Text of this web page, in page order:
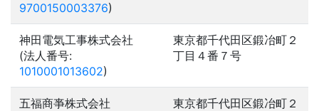
9700150003376)
神田電気工事株式会社
(法人番号:
1010001013602)
東京都千代田区鍛冶町２
丁目４番７号
五福商亊株式会社
東京都千代田区鍛冶町２